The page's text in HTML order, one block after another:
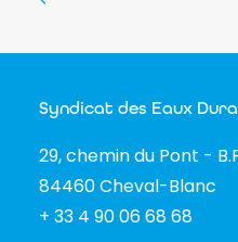
Syndicat des Eaux
29, chemin du Pont -
84460 Cheval-Blanc
+ 33 4 90 06 68 68